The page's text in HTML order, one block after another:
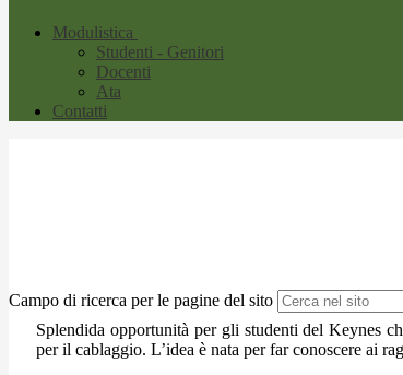
Modulistica
Studenti - Genitori
Docenti
Ata
Contatti
Campo di ricerca per le pagine del sito
Splendida opportunità per gli studenti del Keynes
per il cablaggio. L’idea è nata per far conoscere ai